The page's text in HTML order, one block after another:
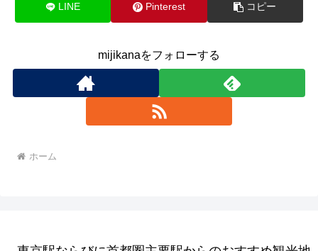
LINE Pinterest コピー
mijikanaをフォローする
ホーム